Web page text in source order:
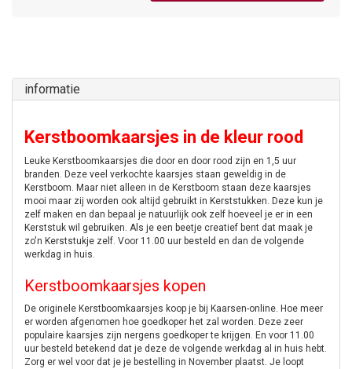
informatie
Kerstboomkaarsjes in de kleur rood
Leuke Kerstboomkaarsjes die door en door rood zijn en 1,5 uur
branden. Deze veel verkochte kaarsjes staan geweldig in de
Kerstboom. Maar niet alleen in de Kerstboom staan deze kaarsjes
mooi maar zij worden ook altijd gebruikt in Kerststukken. Deze kun je
zelf maken en dan bepaal je natuurlijk ook zelf hoeveel je er in een
Kerststuk wil gebruiken. Als je een beetje creatief bent dat maak je
zo'n Kerststukje zelf. Voor 11.00 uur besteld en dan de volgende
werkdag in huis.
Kerstboomkaarsjes kopen
De originele Kerstboomkaarsjes koop je bij Kaarsen-online. Hoe meer
er worden afgenomen hoe goedkoper het zal worden. Deze zeer
populaire kaarsjes zijn nergens goedkoper te krijgen. En voor 11.00
uur besteld betekend dat je deze de volgende werkdag al in huis hebt.
Zorg er wel voor dat je je bestelling in November plaatst. Je loopt